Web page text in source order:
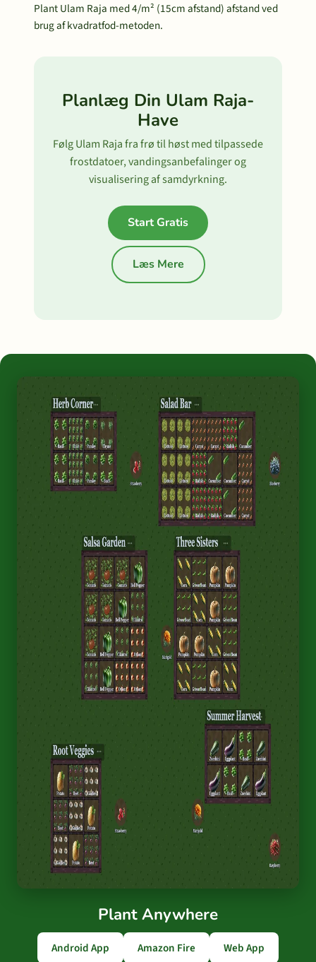
Plant Ulam Raja med 4/m² (15cm afstand) afstand ved
brug af kvadratfod-metoden.
Planlæg Din Ulam Raja-
Have
Følg Ulam Raja fra frø til høst med tilpassede
frostdatoer, vandingsanbefalinger og
visualisering af samdyrkning.
Start Gratis
Læs Mere
Plant Anywhere
Android App Amazon Fire Web App